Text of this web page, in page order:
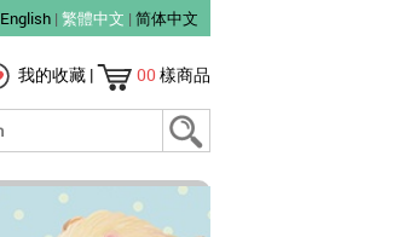
English | 繁體中文 | 简体中文
我的收藏 | 00 樣商品